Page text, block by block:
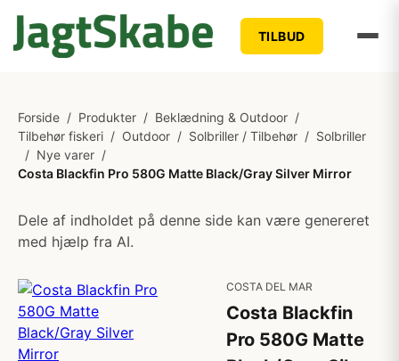
TILBUD
Forside / Produkter / Beklædning & Outdoor /
Tilbehør fiskeri / Outdoor / Solbriller / Tilbehør / Solbriller
/ Nye varer /
Costa Blackfin Pro 580G Matte Black/Gray Silver Mirror
Dele af indholdet på denne side kan være genereret
med hjælp fra AI.
COSTA DEL MAR
Costa Blackfin
Pro 580G Matte